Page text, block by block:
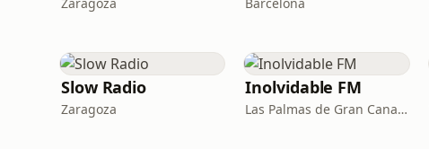
Slow Radio
Zaragoza
Inolvidable FM
Las Palmas de Gran Canaria · 95.8 FM